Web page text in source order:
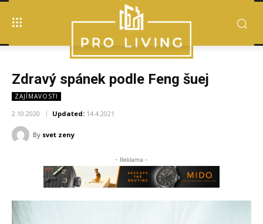
Zdravý spánek podle Feng šuej
ZAJÍMAVOSTI
2.10.2020 Updated: 14.4.2021
By svet zeny
- Reklama -